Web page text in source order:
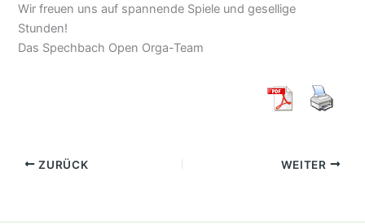
Wir freuen uns auf spannende Spiele und gesellige
Stunden!
Das Spechbach Open Orga-Team
ZURÜCK WEITER